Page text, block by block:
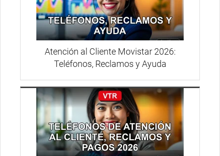
Atención al Cliente Movistar 2026:
Teléfonos, Reclamos y Ayuda